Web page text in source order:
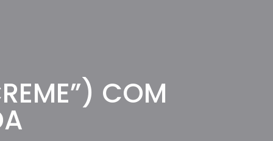
COM